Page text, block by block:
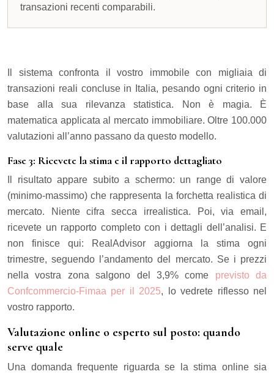
transazioni recenti comparabili.
Il sistema confronta il vostro immobile con migliaia di
transazioni reali concluse in Italia, pesando ogni criterio in
base alla sua rilevanza statistica. Non è magia. È
matematica applicata al mercato immobiliare. Oltre 100.000
valutazioni all’anno passano da questo modello.
Fase 3: Ricevete la stima e il rapporto dettagliato
Il risultato appare subito a schermo: un range di valore
(minimo-massimo) che rappresenta la forchetta realistica di
mercato. Niente cifra secca irrealistica. Poi, via email,
ricevete un rapporto completo con i dettagli dell’analisi. E
non finisce qui: RealAdvisor aggiorna la stima ogni
trimestre, seguendo l’andamento del mercato. Se i prezzi
nella vostra zona salgono del 3,9% come previsto da
Confcommercio-Fimaa per il 2025, lo vedrete riflesso nel
vostro rapporto.
Valutazione online o esperto sul posto: quando
serve quale
Una domanda frequente riguarda se la stima online sia